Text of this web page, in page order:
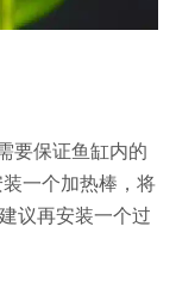
要保证鱼缸内的
一个加热棒，将
议再安装一个过